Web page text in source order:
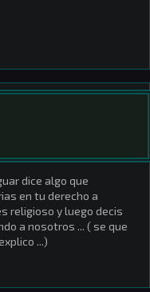
dice algo que
en tu derecho a
religioso y luego decis
a nosotros ... ( se que
...)